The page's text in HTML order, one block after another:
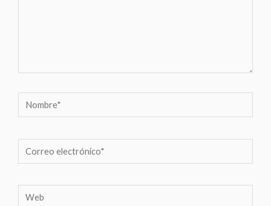
Nombre*
Correo
electrónico*
Web